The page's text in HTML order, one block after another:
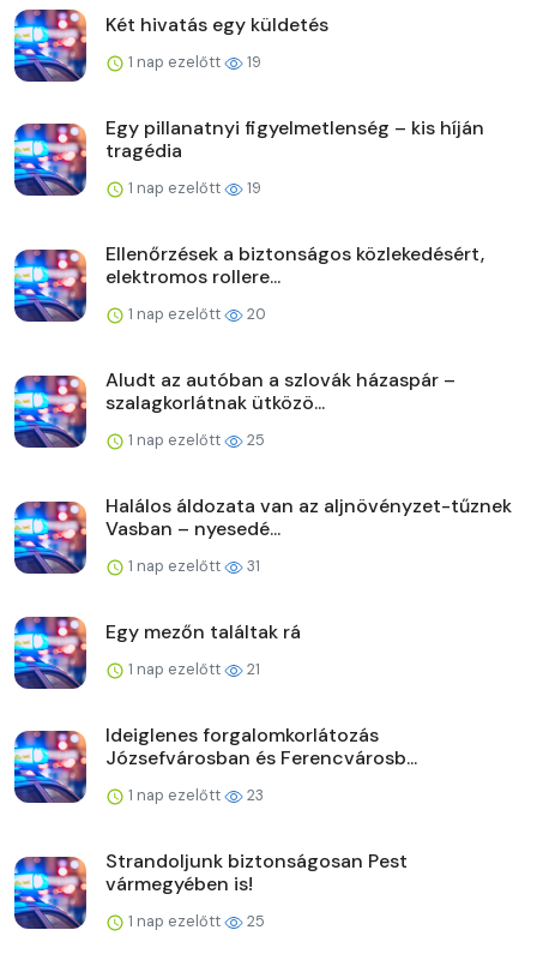
Két hivatás egy küldetés
1 nap ezelőtt 19
Egy pillanatnyi figyelmetlenség – kis híján
tragédia
1 nap ezelőtt 19
Ellenőrzések a biztonságos közlekedésért,
elektromos rollere...
1 nap ezelőtt 20
Aludt az autóban a szlovák házaspár –
szalagkorlátnak ütközö...
1 nap ezelőtt 25
Halálos áldozata van az aljnövényzet-tűznek
Vasban – nyesedé...
1 nap ezelőtt 31
Egy mezőn találtak rá
1 nap ezelőtt 21
Ideiglenes forgalomkorlátozás
Józsefvárosban és Ferencvárosb...
1 nap ezelőtt 23
Strandoljunk biztonságosan Pest
vármegyében is!
1 nap ezelőtt 25